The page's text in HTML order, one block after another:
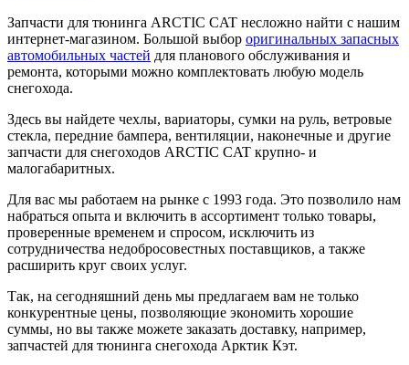
Запчасти для тюнинга ARCTIC CAT несложно найти с нашим
интернет-магазином. Большой выбор оригинальных запасных
автомобильных частей для планового обслуживания и
ремонта, которыми можно комплектовать любую модель
снегохода.
Здесь вы найдете чехлы, вариаторы, сумки на руль, ветровые
стекла, передние бампера, вентиляции, наконечные и другие
запчасти для снегоходов ARCTIC CAT крупно- и
малогабаритных.
Для вас мы работаем на рынке с 1993 года. Это позволило нам
набраться опыта и включить в ассортимент только товары,
проверенные временем и спросом, исключить из
сотрудничества недобросовестных поставщиков, а также
расширить круг своих услуг.
Так, на сегодняшний день мы предлагаем вам не только
конкурентные цены, позволяющие экономить хорошие
суммы, но вы также можете заказать доставку, например,
запчастей для тюнинга снегохода Арктик Кэт.